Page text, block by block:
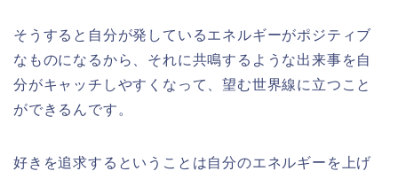
そうすると自分が発しているエネルギーがポジティブ
なものになるから、それに共鳴するような出来事を自
分がキャッチしやすくなって、望む世界線に立つこと
ができるんです。
好きを追求するということは自分のエネルギーを上げ